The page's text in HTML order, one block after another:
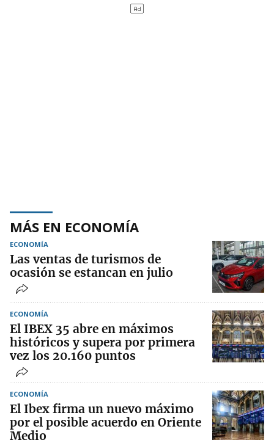
MÁS EN ECONOMÍA
ECONOMÍA
Las ventas de turismos de
ocasión se estancan en julio
ECONOMÍA
El IBEX 35 abre en máximos
históricos y supera por primera
vez los 20.160 puntos
ECONOMÍA
El Ibex firma un nuevo máximo
por el posible acuerdo en Oriente
Medio